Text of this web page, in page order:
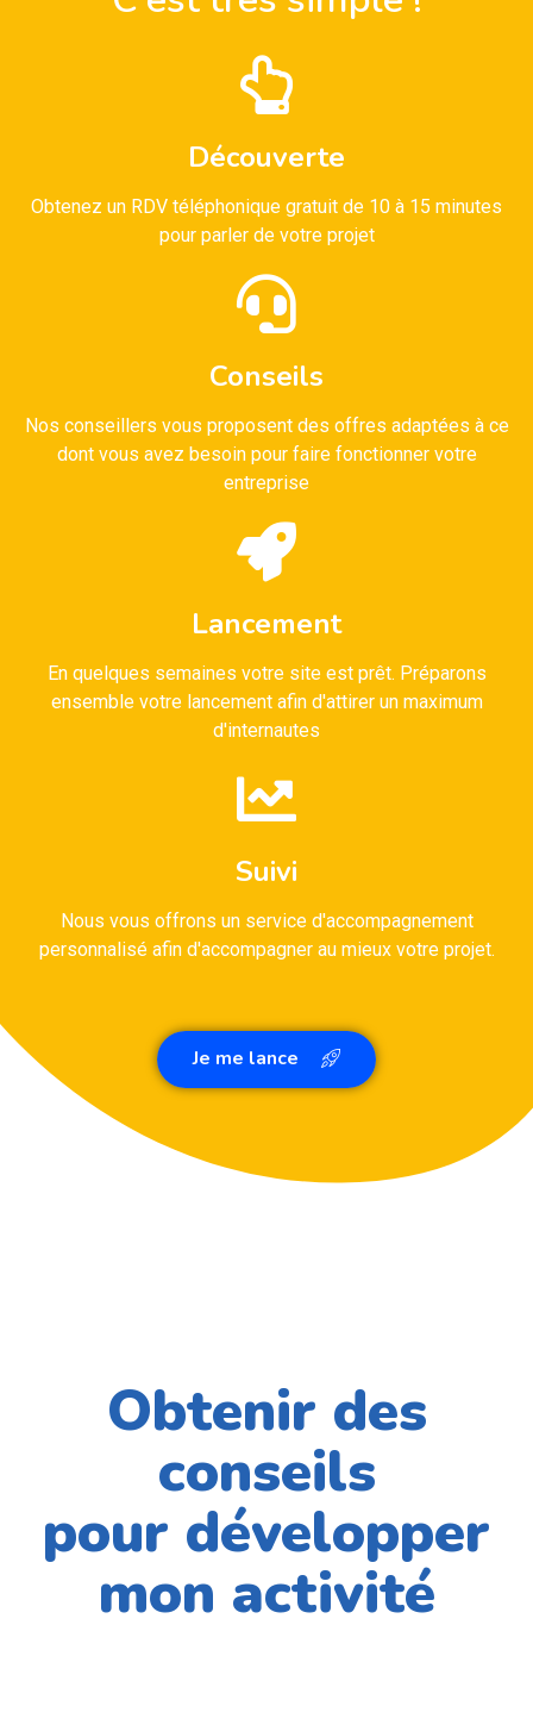
Découverte
Obtenez un RDV téléphonique gratuit de 10 à 15 minutes
pour parler de votre projet
Conseils
Nos conseillers vous proposent des offres adaptées à ce
dont vous avez besoin pour faire fonctionner votre
entreprise
Lancement
En quelques semaines votre site est prêt. Préparons
ensemble votre lancement afin d'attirer un maximum
d'internautes
Suivi
Nous vous offrons un service d'accompagnement
personnalisé afin d'accompagner au mieux votre projet.
Je me lance
Obtenir des
conseils
pour développer
mon activité